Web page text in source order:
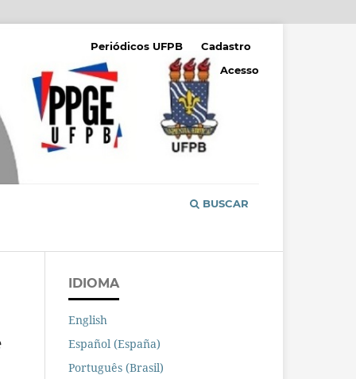
BUSCAR
Periódicos UFPB
Cadastro
Acesso
IDIOMA
English
Español (España)
Português (Brasil)